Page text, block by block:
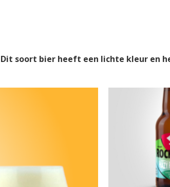
soort bier heeft een lichte kleur en